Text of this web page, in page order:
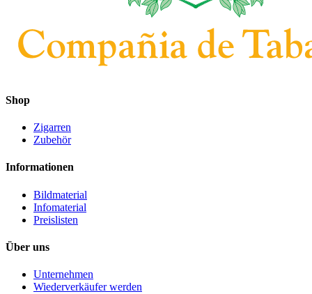
Shop
Zigarren
Zubehör
Informationen
Bildmaterial
Infomaterial
Preislisten
Über uns
Unternehmen
Wiederverkäufer werden